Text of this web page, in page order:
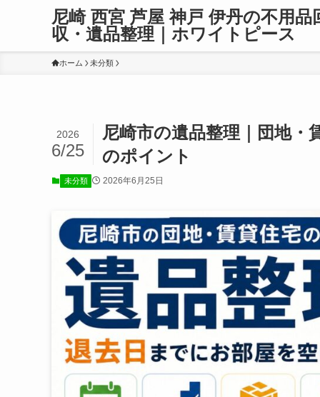
尼崎 西宮 芦屋 神戸 伊丹の不用品
収・遺品整理｜ホワイトピース
ホーム 未分類
尼崎市の遺品整理｜団地
のポイント
2026
6/25
未分類 2026年6月25日